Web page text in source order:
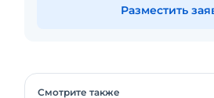
Разместить
Смотрите также